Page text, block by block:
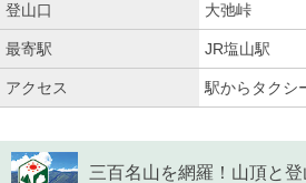
登山口
大弛峠
最寄駅 JR塩山駅
アクセス 駅からタクシ
三百名山を網羅！山頂と